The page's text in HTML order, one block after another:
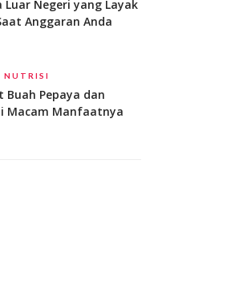
Luar Negeri yang Layak
Anggaran Anda
NUTRISI
Buah Pepaya dan
Macam Manfaatnya